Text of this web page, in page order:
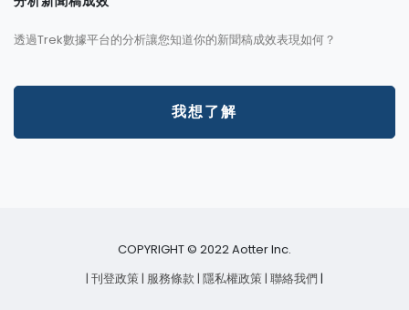
透過Trek數據平台的分析讓您知道你的新聞稿成效表現如何？
我想了解
COPYRIGHT © 2022 Aotter Inc.
| 刊登政策| 服務條款| 隱私權政策| 聯絡我們 |